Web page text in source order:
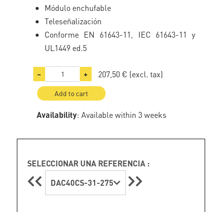
Módulo enchufable
Teleseñalización
Conforme EN 61643-11, IEC 61643-11 y
UL1449 ed.5
− + 207,50 € (excl. tax)
Add to cart
Availability: Available within 3 weeks
SELECCIONAR UNA REFERENCIA :
DAC40CS-31-275